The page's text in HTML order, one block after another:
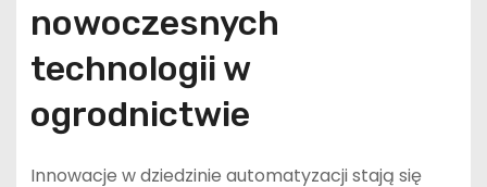
nowoczesnych
technologii w
ogrodnictwie
Innowacje w dziedzinie automatyzacji stają się